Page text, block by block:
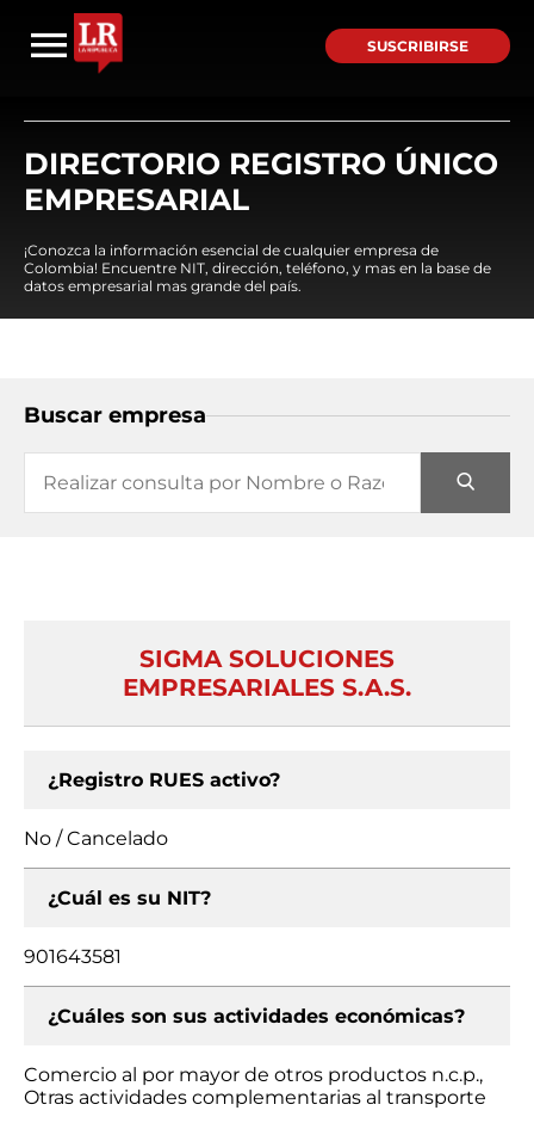
SUSCRIBIRSE
DIRECTORIO REGISTRO ÚNICO
EMPRESARIAL
¡Conozca la información esencial de cualquier empresa de
Colombia! Encuentre NIT, dirección, teléfono, y mas en la base de
datos empresarial mas grande del país.
Buscar empresa
SIGMA SOLUCIONES
EMPRESARIALES S.A.S.
¿Registro RUES activo?
No / Cancelado
¿Cuál es su NIT?
901643581
¿Cuáles son sus actividades económicas?
Comercio al por mayor de otros productos n.c.p.,
Otras actividades complementarias al transporte